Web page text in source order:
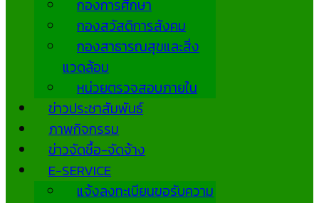
กองการศึกษา
กองสวัสดิการสังคม
กองสาธารณสุขและสิ่ง
แวดล้อม
หน่วยตรวจสอบภายใน
ข่าวประชาสัมพันธ์
ภาพกิจกรรม
ข่าวจัดซื้อ-จัดจ้าง
E-SERVICE
แจ้งลงทะเบียนขอรับความ